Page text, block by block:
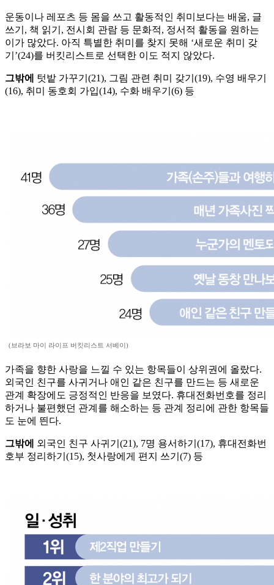
운동이나 레포츠 등 몸을 쓰고 활동적인 취미보다는 배움, 글
쓰기, 책 읽기, 전시회 관람 등 문화적, 정서적 활동을 원하는
이가 많았다. 아직 특별한 취미를 찾지 못해 ‘새로운 취미 갖
기’(24)를 버킷리스트로 선택한 이도 적지 않았다.
그밖에
텃밭 가꾸기(21), 그림 관련 취미 갖기(19), 수영 배우기
(16), 취미 동호회 가입(14), 수화 배우기(6) 등
(브라보 마이 라이프 버킷리스트 서베이)
가족을 향한 사랑을 느낄 수 있는 항목들이 상위권에 올랐다.
외국인 친구를 사귀거나 애인 같은 친구를 만드는 등 새로운
관계 확장에도 긍정적인 반응을 보였다. 휴대전화번호를 정리
하거나 불편했던 관계를 해소하는 등 관계 정리에 관한 항목들
도 눈에 띈다.
그밖에
외국인 친구 사귀기(21), 7명 용서하기(17), 휴대전화번
호부 정리하기(15), 첫사랑에게 편지 쓰기(7) 등